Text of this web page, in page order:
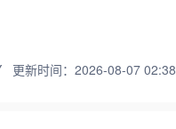
更新时间：2026-08-07